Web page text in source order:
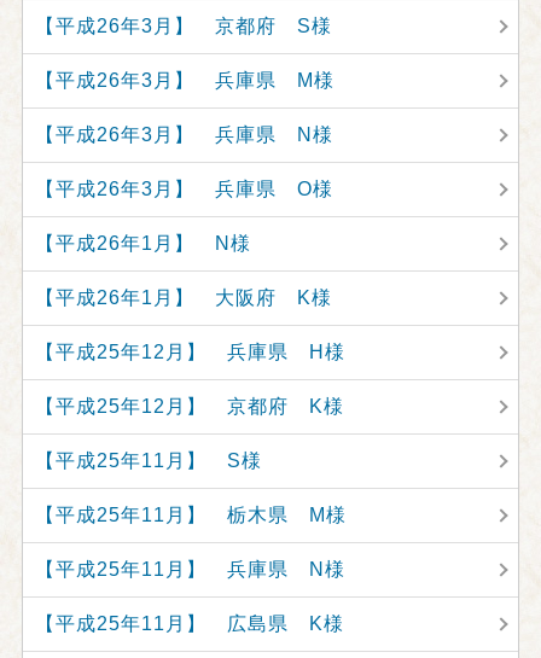
【平成26年3月】 京都府 S様
【平成26年3月】 兵庫県 M様
【平成26年3月】 兵庫県 N様
【平成26年3月】 兵庫県 O様
【平成26年1月】 N様
【平成26年1月】 大阪府 K様
【平成25年12月】 兵庫県 H様
【平成25年12月】 京都府 K様
【平成25年11月】 S様
【平成25年11月】 栃木県 M様
【平成25年11月】 兵庫県 N様
【平成25年11月】 広島県 K様